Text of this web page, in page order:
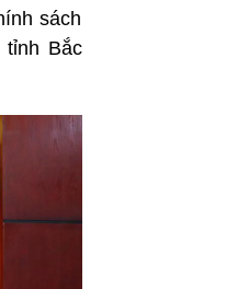
sách
tỉnh Bắc